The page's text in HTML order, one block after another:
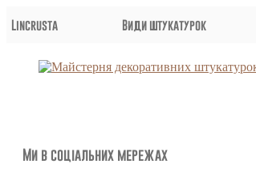
Lincrusta Види штукатурок
Ми в соціальних мережах